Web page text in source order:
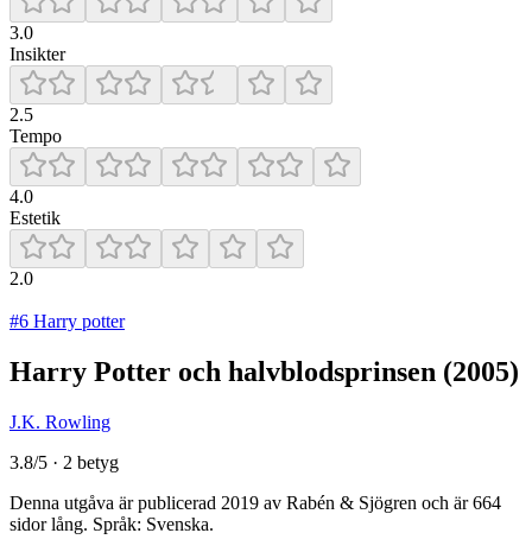
3.0
Insikter
2.5
Tempo
4.0
Estetik
2.0
#6 Harry potter
Harry Potter och halvblodsprinsen (2005)
J.K. Rowling
3.8/5 · 2 betyg
Denna utgåva är publicerad 2019 av Rabén & Sjögren och är 664
sidor lång. Språk: Svenska.